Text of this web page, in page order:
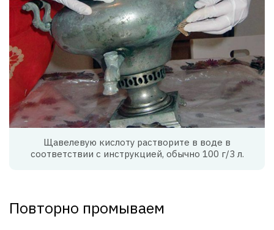
Щавелевую кислоту растворите в воде в
соответствии с инструкцией, обычно 100 г/3 л.
Повторно промываем